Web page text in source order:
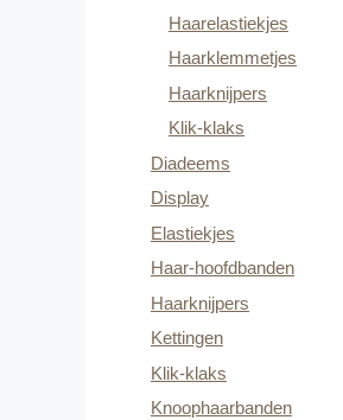
Haarelastiekjes
Haarklemmetjes
Haarknijpers
Klik-klaks
Diadeems
Display
Elastiekjes
Haar-hoofdbanden
Haarknijpers
Kettingen
Klik-klaks
Knoophaarbanden